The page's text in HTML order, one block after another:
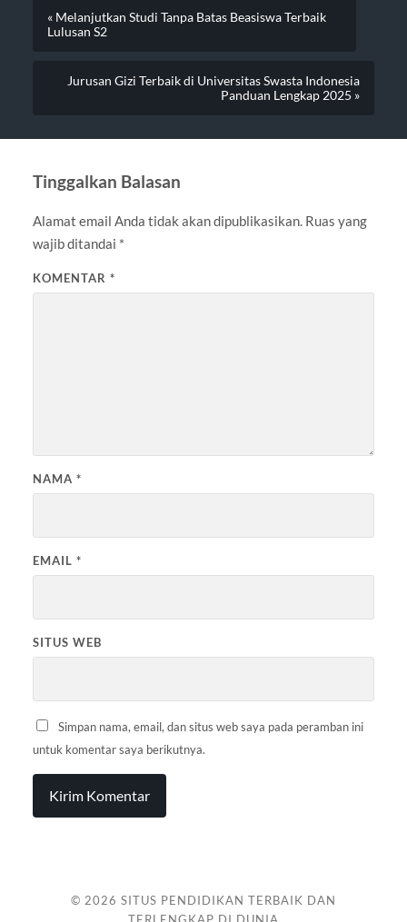
« Melanjutkan Studi Tanpa Batas Beasiswa Terbaik
Lulusan S2
Jurusan Gizi Terbaik di Universitas Swasta Indonesia
Panduan Lengkap 2025 »
Tinggalkan Balasan
Alamat email Anda tidak akan dipublikasikan. Ruas yang
wajib ditandai *
KOMENTAR *
NAMA *
EMAIL *
SITUS WEB
Simpan nama, email, dan situs web saya pada peramban ini
untuk komentar saya berikutnya.
© 2026 SITUS PENDIDIKAN TERBAIK DAN